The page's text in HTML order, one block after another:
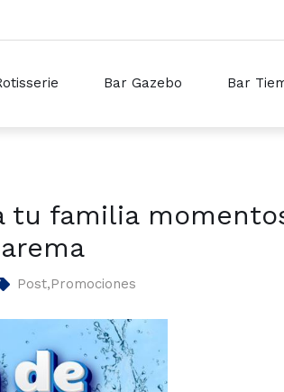
Bar Gazebo Bar
tu familia
Post,Promociones